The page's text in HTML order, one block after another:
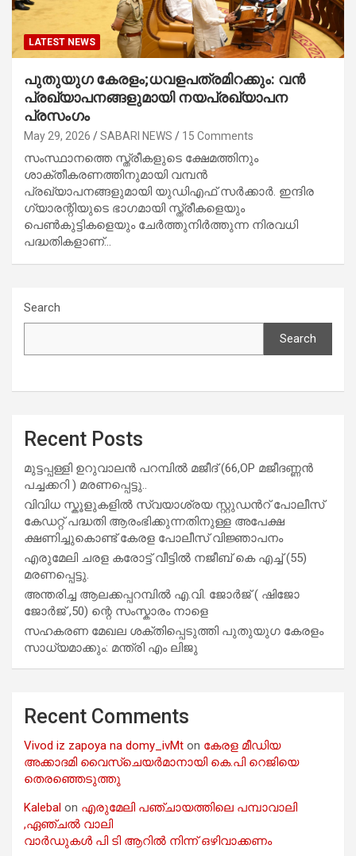
LATEST NEWS
പുതുയുഗ കേരളം;ധവളപത്രമിറക്കും: വൻ
പ്രഖ്യാപനങ്ങളുമായി നയപ്രഖ്യാപന
പ്രസംഗം
May 29, 2026 SABARI NEWS 15 Comments
സംസ്ഥാനത്തെ സ്ത്രീകളുടെ ക്ഷേമത്തിനും
ശാക്തീകരണത്തിനുമായി വമ്പൻ
പ്രഖ്യാപനങ്ങളുമായി യുഡിഎഫ് സർക്കാർ. ഇന്ദിര
ഗ്യാരന്റിയുടെ ഭാഗമായി സ്ത്രീകളെയും
പെൺകുട്ടികളെയും ചേർത്തുനിർത്തുന്ന നിരവധി
പദ്ധതികളാണ്…
Search
Search
Recent Posts
മുട്ടപ്പള്ളി ഉറുവാലൻ പറമ്പിൽ മജീദ് (66,OP മജീദണ്ണൻ
പച്ചക്കറി ) മരണപ്പെട്ടു..
വിവിധ സ്കൂളുകളില്‍ സ്വയാശ്രയ സ്റ്റുഡന്‍റ് പോലീസ്
കേഡറ്റ് പദ്ധതി ആരംഭിക്കുന്നതിനുള്ള അപേക്ഷ
ക്ഷണിച്ചുകൊണ്ട് കേരള പോലീസ് വിജ്ഞാപനം
എരുമേലി ചരള കരോട്ട് വീട്ടിൽ നജീബ് കെ എച്ച് (55)
മരണപ്പെട്ടു.
അന്തരിച്ച ആ​ല​ക്ക​പ്പ​റമ്പിൽ​ എ.​വി. ജോ​ർ​ജ് ( ഷിജോ
ജോർജ് ,50) ന്റെ സംസ്കാരം നാളെ
സഹകരണ മേഖല ശക്തിപ്പെടുത്തി പുതുയുഗ കേരളം
സാധ്യമാക്കും: മന്ത്രി എം ലിജു
Recent Comments
Vivod iz zapoya na domy_ivMt on കേരള മീഡിയ
അക്കാദമി വൈസ്ചെയർമാനായി കെ.പി റെജിയെ
തെരഞ്ഞെടുത്തു
Kalebal on എരുമേലി പഞ്ചായത്തിലെ പമ്പാവാലി
,ഏഞ്ചൽ വാലി
വാർഡുകൾ പി ടി ആറിൽ നിന്ന് ഒഴിവാക്കണം